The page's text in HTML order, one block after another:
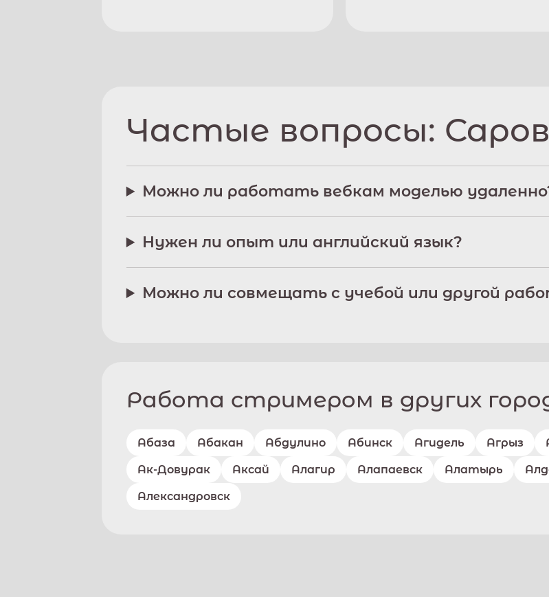
Частые вопросы: Саров
Можно ли работать вебкам моделью
Нужен ли опыт или английский язык?
Можно ли совмещать с учебой или другой
Работа стримером в других
Абаза Абакан Абдулино Абинск Агидель Агрыз
Ак-Довурак Аксай Алагир Алапаевск Алатырь
Александровск